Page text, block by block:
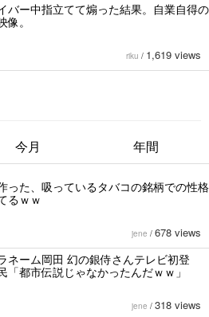
バー中指立てて煽った結果。自業自得の
像。
riku / 1,619 views
今月 年間
った、吸っているタバコの銘柄での性格
るｗｗ
jene / 678 views
ネーム岡田 幻の銀侍さんテレビ初登
都市伝説じゃなかったんだｗｗ」
jene / 318 views